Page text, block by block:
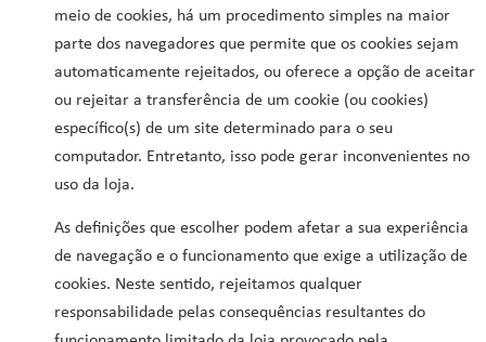
meio de cookies, há um procedimento simples na maior
parte dos navegadores que permite que os cookies sejam
automaticamente rejeitados, ou oferece a opção de aceitar
ou rejeitar a transferência de um cookie (ou cookies)
específico(s) de um site determinado para o seu
computador. Entretanto, isso pode gerar inconvenientes no
uso da loja.
As definições que escolher podem afetar a sua experiência
de navegação e o funcionamento que exige a utilização de
cookies. Neste sentido, rejeitamos qualquer
responsabilidade pelas consequências resultantes do